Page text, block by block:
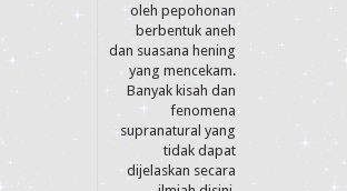
oleh pepohonan
berbentuk aneh
dan suasana hening
yang mencekam.
Banyak kisah dan
fenomena
supranatural yang
tidak dapat
dijelaskan secara